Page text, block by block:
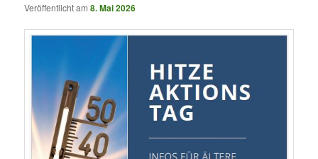
Veröffentlicht am8. Mai 2026